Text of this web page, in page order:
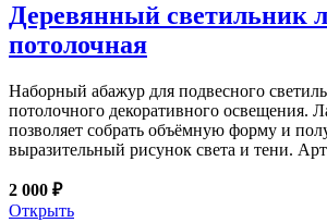
Деревянный светильник
потолочная
Наборный абажур для подвесного
потолочного декоративного освещения.
позволяет собрать объёмную форму и
выразительный рисунок света и тени.
2 000 ₽
Открыть